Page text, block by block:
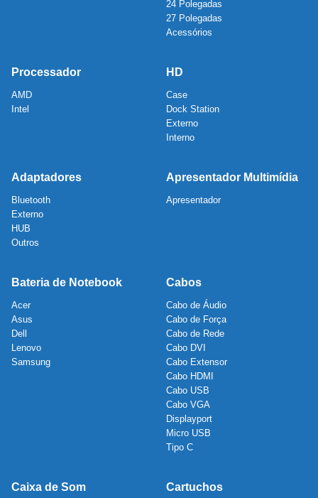
24 Polegadas
27 Polegadas
Acessórios
Processador
AMD
Intel
HD
Case
Dock Station
Externo
Interno
Adaptadores
Bluetooth
Externo
HUB
Outros
Apresentador Multimídia
Apresentador
Bateria de Notebook
Acer
Asus
Dell
Lenovo
Samsung
Cabos
Cabo de Áudio
Cabo de Força
Cabo de Rede
Cabo DVI
Cabo Extensor
Cabo HDMI
Cabo USB
Cabo VGA
Displayport
Micro USB
Tipo C
Caixa de Som Cartuchos